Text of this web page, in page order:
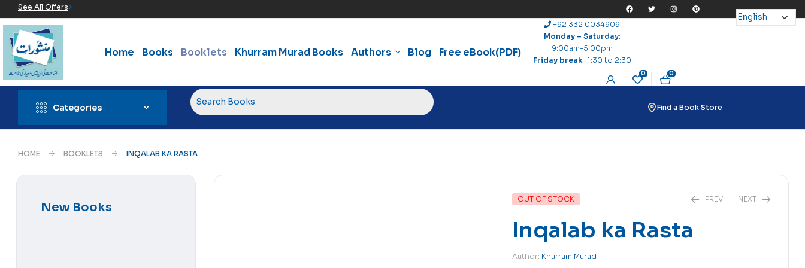
See All Offers
Home Books Booklets Khurram Murad Books Authors Blog Free eBook(PDF)
+92 332 0034909
Monday – Saturday:
9:00am-5:00pm
Friday break: 1:30 to 2:30
0 0
Categories Find a Book Store
HOME BOOKLETS INQALAB KA RASTA
OUT OF STOCK PREV NEXT
Inqalab ka Rasta
Author: Khurram Murad
New Books